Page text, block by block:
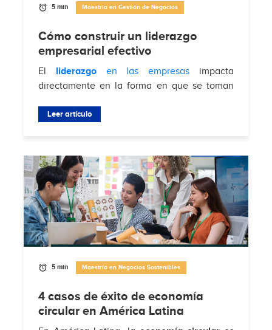
5 min Maestría en Gestión de Negocios
Cómo construir un liderazgo
empresarial efectivo
El liderazgoen las empresas impacta
directamente en la forma en que se toman
enfrentan desafíos del mercado. Según
Leer artículo
5 min Maestría en Negocios Sostenibles
4 casos de éxito de economía
circular en América Latina